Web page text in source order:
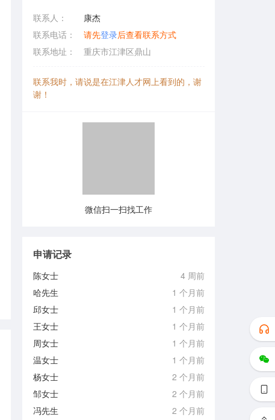
联系人：
康杰
联系电话：
请先登录后查看联系方式
联系地址：
重庆市江津区鼎山
联系我时，请说是在江津人才网上看到的，谢
谢！
微信扫一扫找工作
申请记录
陈女士
4 周前
哈先生
1 个月前
邱女士
1 个月前
王女士
1 个月前
周女士
1 个月前
温女士
1 个月前
杨女士
2 个月前
邹女士
2 个月前
冯先生
2 个月前